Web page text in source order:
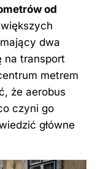
od
dwa
na transport
metrem
że aerobus
czyni go
główne